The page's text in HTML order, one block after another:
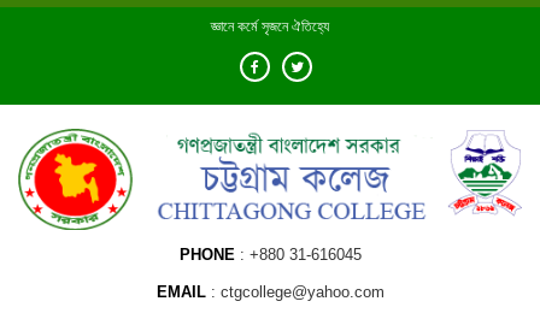
Skip
জ্ঞানে কর্মে সৃজনে ঐতিহ্যে
PHONE +880 31-616045
EMAIL ctgcollege@yahoo.com